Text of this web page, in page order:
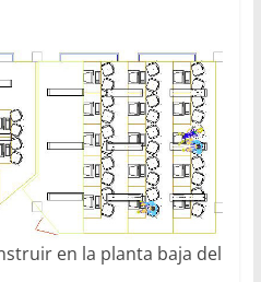
en la planta baja del